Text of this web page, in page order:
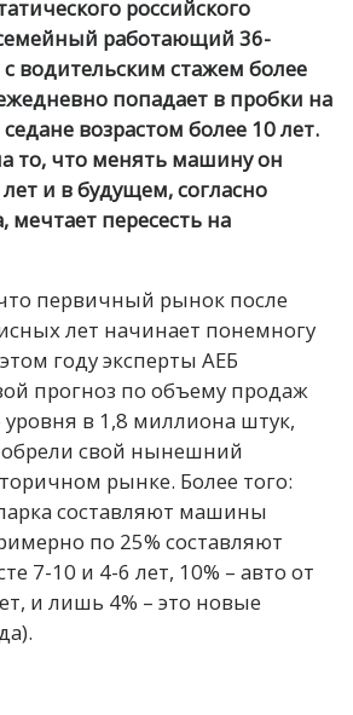
российского
работающий 36-
водительским стажем более
попадает в пробки на
возрастом более 10 лет.
то, что менять машину он
лет и в будущем, согласно
мечтает пересесть на
первичный рынок после
лет начинает понемногу
году эксперты АЕБ
прогноз по объему продаж
в 1,8 миллиона штук,
свой нынешний
рынке. Более того:
составляют машины
по 25% составляют
7-10 и 4-6 лет, 10% – авто от
и лишь 4% – это новые